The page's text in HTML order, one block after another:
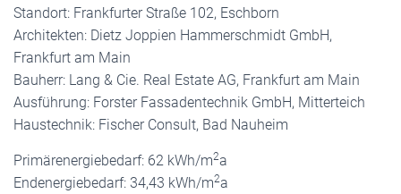
Standort: Frankfurter Straße 102, Eschborn
Architekten: Dietz Joppien Hammerschmidt GmbH,
Frankfurt am Main
Bauherr: Lang & Cie. Real Estate AG, Frankfurt am Main
Ausführung: Forster Fassadentechnik GmbH, Mitterteich
Haustechnik: Fischer Consult, Bad Nauheim
Primärenergiebedarf: 62 kWh/m2a
Endenergiebedarf: 34,43 kWh/m2a